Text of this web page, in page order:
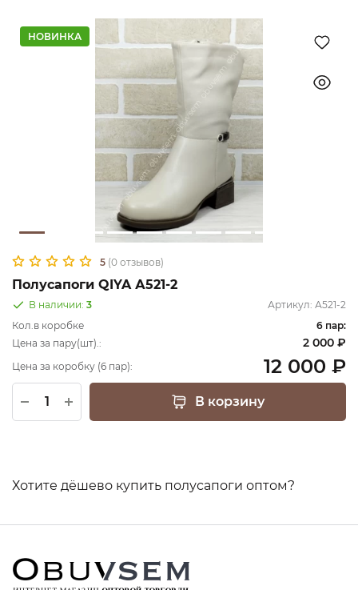
НОВИНКА
5 (0 отзывов)
Полусапоги QIYA А521-2
В наличии: 3 Артикул: А521-2
Кол.в коробке
6 пар:
Цена за пару(шт).:
2 000 ₽
Цена за коробку (6 пар): 12 000 ₽
В корзину
Хотите дёшево купить полусапоги оптом?